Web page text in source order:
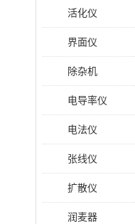
活化仪
界面仪
除杂机
电导率仪
电法仪
张线仪
扩散仪
润麦器